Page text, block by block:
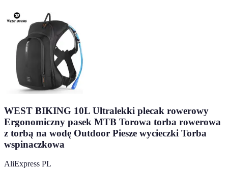
WEST BIKING 10L Ultralekki plecak rowerowy
Ergonomiczny pasek MTB Torowa torba rowerowa
z torbą na wodę Outdoor Piesze wycieczki Torba
wspinaczkowa
AliExpress PL